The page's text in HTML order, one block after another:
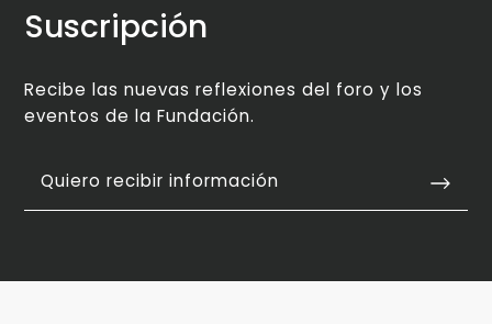
Suscripción
Recibe las nuevas reflexiones del foro y los
eventos de la Fundación.
Quiero recibir información